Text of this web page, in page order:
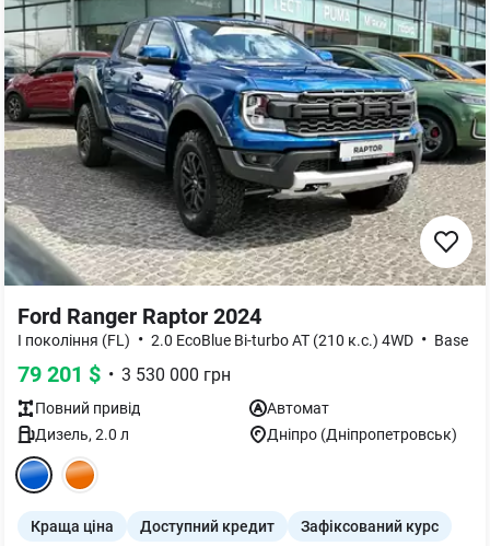
Ford Ranger Raptor 2024
I покоління (FL) • 2.0 EcoBlue Bi-turbo АТ (210 к.с.) 4WD • Base
79 201 $ • 3 530 000 грн
Повний привід
Автомат
Дизель, 2.0 л Дніпро (Дніпропетровськ)
Краща ціна Доступний кредит Зафіксований курс